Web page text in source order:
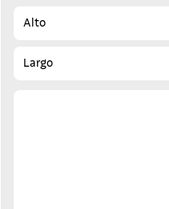
Alto
Largo